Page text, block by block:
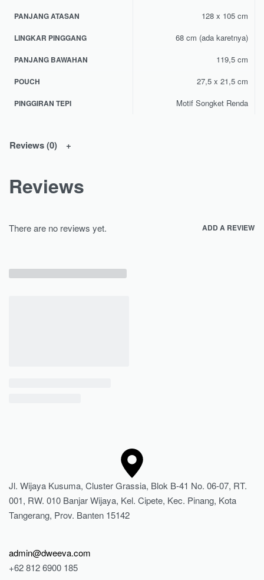
PANJANG ATASAN 128 x 105 cm
LINGKAR PINGGANG 68 cm (ada karetnya)
PANJANG BAWAHAN 119,5 cm
POUCH 27,5 x 21,5 cm
PINGGIRAN TEPI Motif Songket Renda
Reviews (0)
Reviews
There are no reviews yet. ADD A REVIEW
Jl. Wijaya Kusuma, Cluster Grassia, Blok B-41 No. 06-07, RT.
001, RW. 010 Banjar Wijaya, Kel. Cipete, Kec. Pinang, Kota
Tangerang, Prov. Banten 15142
admin@dweeva.com
+62 812 6900 185